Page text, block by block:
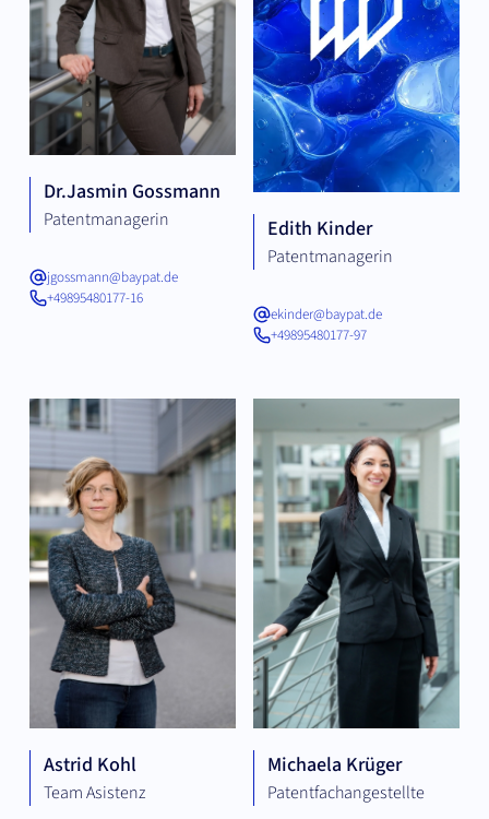
Dr.Jasmin Gossmann
Patentmanagerin
jgossmann@baypat.de
+49895480177-16
Edith Kinder
Patentmanagerin
ekinder@baypat.de
+49895480177-97
Astrid Kohl
Team Asistenz
Michaela Krüger
Patentfachangestellte